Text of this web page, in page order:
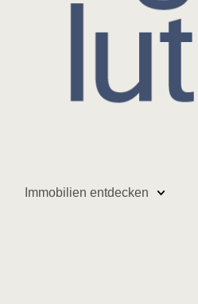
Immobilien entdecken